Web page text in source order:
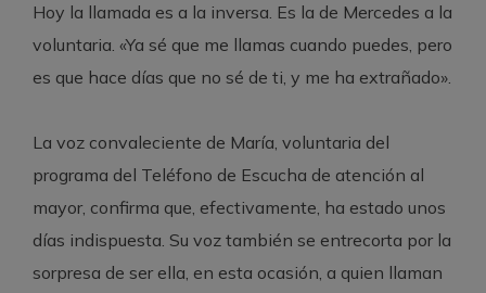
Hoy la llamada es a la inversa. Es la de Mercedes a la
voluntaria. «Ya sé que me llamas cuando puedes, pero
es que hace días que no sé de ti, y me ha extrañado».
La voz convaleciente de María, voluntaria del
programa del Teléfono de Escucha de atención al
mayor, confirma que, efectivamente, ha estado unos
días indispuesta. Su voz también se entrecorta por la
sorpresa de ser ella, en esta ocasión, a quien llaman